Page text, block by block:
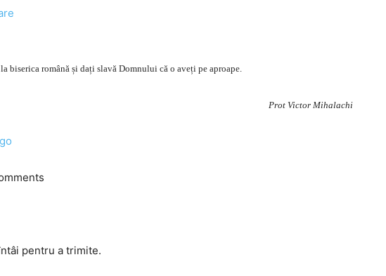
biserica română și dați slavă Domnului că o aveți pe aproape.
Prot Victor Mihalachi
pentru a trimite.